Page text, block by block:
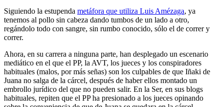
Siguiendo la estupenda metáfora que utiliza Luis Amézaga, ya
tenemos al pollo sin cabeza dando tumbos de un lado a otro,
regándolo todo con sangre, sin rumbo conocido, sólo el de correr y
correr.
Ahora, en su carrera a ninguna parte, han desplegado un escenario
mediático en el que el PP, la AVT, los jueces y los conspiradores
habituales (malos, por más señas) son los culpables de que Iñaki de
Juana no salga de la cárcel, después de haber ellos montado un
embrollo jurídico del que no pueden salir. En la Ser, en sus blogs
habituales, repiten que el PP ha presionado a los jueces opinando